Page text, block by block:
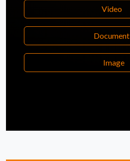
Video
Document
Image